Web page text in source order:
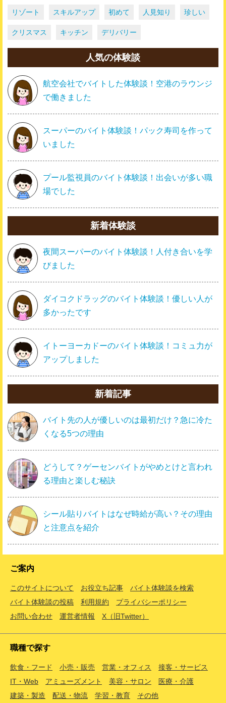
リゾート スキルアップ 初めて 人見知り 珍しい
クリスマス キッチン デリバリー
人気の体験談
航空会社でバイトした体験談！空港のラウンジ
で働きました
スーパーのバイト体験談！パック寿司を作って
いました
プール監視員のバイト体験談！出会いが多い職
場でした
新着体験談
夜間スーパーのバイト体験談！人付き合いを学
びました
ダイコクドラッグのバイト体験談！優しい人が
多かったです
イトーヨーカドーのバイト体験談！コミュ力が
アップしました
新着記事
バイト先の人が優しいのは最初だけ？急に冷た
くなる5つの理由
どうして？ゲーセンバイトがやめとけと言われ
る理由と楽しむ秘訣
シール貼りバイトはなぜ時給が高い？その理由
と注意点を紹介
ご案内
このサイトについて お役立ち記事
バイト体験談を検索
バイト体験談の投稿
利用規約
プライバシーポリシー
お問い合わせ
運営者情報 X（旧Twitter）
職種で探す
飲食・フード 小売・販売 営業・オフィス
接客・サービス
IT・Web
アミューズメント 美容・サロン
医療・介護
建築・製造
配送・物流 学習・教育 その他